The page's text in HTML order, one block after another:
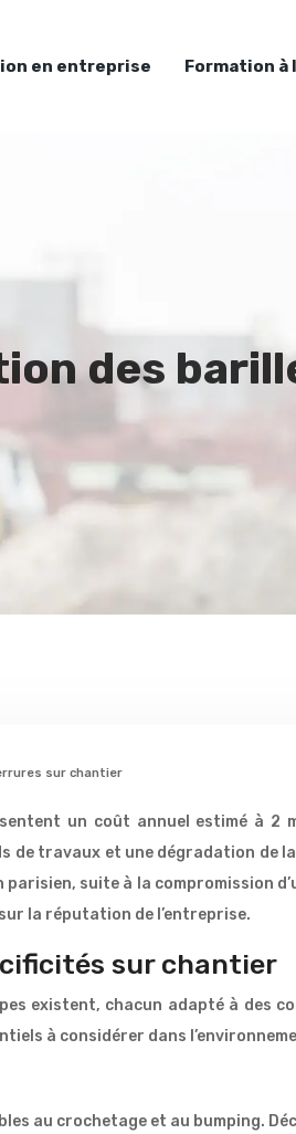
en entreprise Formation à
des
sur chantier
un coût annuel estimé à 2
travaux et une dégradation de
suite à la compromission
la réputation de l’entreprise.
sur chantier
existent, chacun adapté à des
à considérer dans
au crochetage et au bumping.